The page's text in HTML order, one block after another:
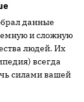
данные
и сложную
людей. Их
всегда
силами вашей